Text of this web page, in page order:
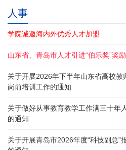
人事
学院诚邀海内外优秀人才加盟
山东省、青岛市人才引进“伯乐奖”奖
关于开展2026年下半年山东省高校教
岗前培训工作的通知
关于做好从事教育教学工作满三十年
的通知
关于开展青岛市2026年度“科技副总”